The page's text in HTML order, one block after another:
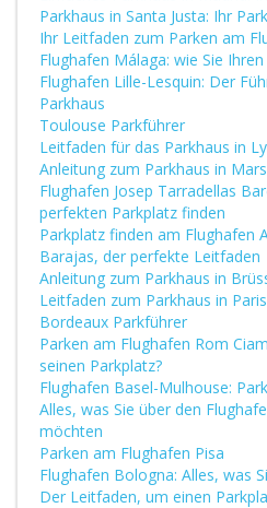
Parkhaus in Santa Justa: Ihr
Ihr Leitfaden zum Parken am
Flughafen Málaga: wie Sie
Flughafen Lille-Lesquin: Der
Parkhaus
Toulouse Parkführer
Leitfaden für das Parkhaus in
Anleitung zum Parkhaus in
Flughafen Josep Tarradellas
perfekten Parkplatz finden
Parkplatz finden am Flughafen
Barajas, der perfekte Leitfaden
Anleitung zum Parkhaus in
Leitfaden zum Parkhaus in Paris
Bordeaux Parkführer
Parken am Flughafen Rom
seinen Parkplatz?
Flughafen Basel-Mulhouse:
Alles, was Sie über den
möchten
Parken am Flughafen Pisa
Flughafen Bologna: Alles, was
Der Leitfaden, um einen